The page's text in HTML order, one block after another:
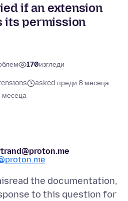
if an extension
its permission
170изгледи
asked преди 8 месеца
месеца
the documentation,
to this question for